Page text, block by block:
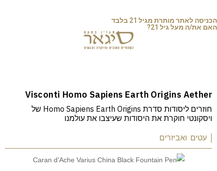
Visconti Homo Sapiens Earth Origins Aether
חוזרים ליסודות סדרת Homo Sapiens Earth Origins של
ויסקונטי חוקרת את היסודות שעיצבו את עולמנו
| עטים ואביזרים
האם את/ה מעל גיל 21?
הכניסה לאתר מותרת מגיל 21 בלבד